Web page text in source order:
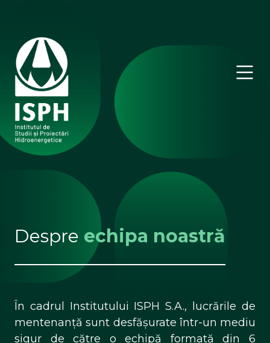
Despre echipa noastră
În cadrul Institutului ISPH S.A., lucrările de
mentenanță sunt desfășurate într-un mediu
sigur de către o echipă formată din 6